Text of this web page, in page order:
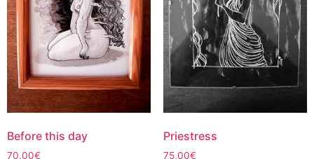
Before this day
70,00€
Priestress
75,00€